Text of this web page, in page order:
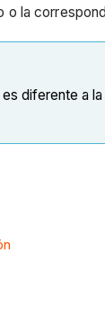
la
diferente